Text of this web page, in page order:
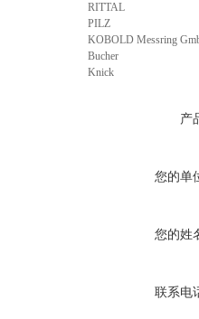
RITTAL
PILZ
KOBOLD Messring
Bucher
Knick
产
您的单
您的姓
联系电